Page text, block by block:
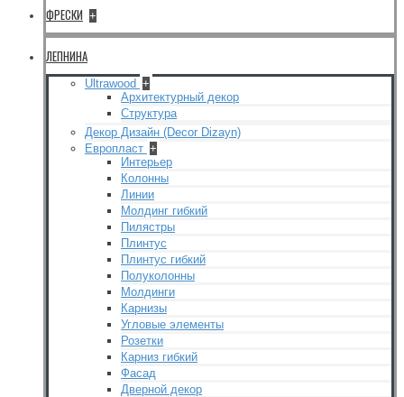
ФРЕСКИ +
ЛЕПНИНА
Ultrawood +
Архитектурный декор
Структура
Декор Дизайн (Decor Dizayn)
Европласт +
Интерьер
Колонны
Линии
Молдинг гибкий
Пилястры
Плинтус
Плинтус гибкий
Полуколонны
Молдинги
Карнизы
Угловые элементы
Розетки
Карниз гибкий
Фасад
Дверной декор